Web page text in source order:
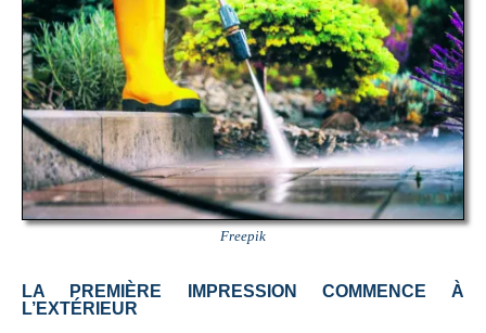
Freepik
LA PREMIÈRE IMPRESSION COMMENCE À
L’EXTÉRIEUR